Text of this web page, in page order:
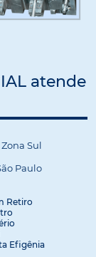
atende
Zona Sul
Paulo
Retiro
Efigênia